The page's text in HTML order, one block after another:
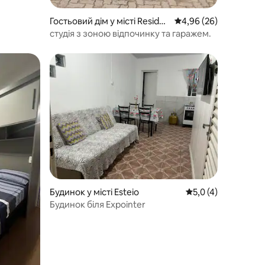
Гостьовий дім у місті Residen
cial Cinco Colônias
Середня оцінка: 4,96
4,96 (26)
студія з зоною відпочинку та гаражем.
Будинок у місті Esteio Середня оцінка:
5,0 (4)
Будинок біля Expointer